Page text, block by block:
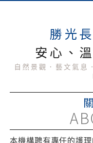
勝光
安心、
自然景觀．藝文氣息
本機構聘有專任的護